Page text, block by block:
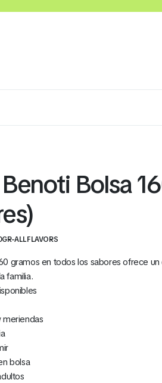
Bolsa
ALLFLAVORS
gramos en todos los sabores ofrece
familia.
meriendas
bolsa